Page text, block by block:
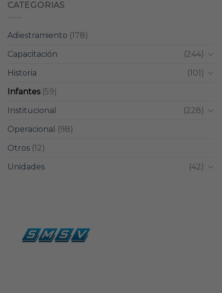
CATEGORIAS
Adiestramiento (178)
Capacitación
(244)
Historia
(101)
Infantes(59)
Institucional
(228)
Operacional
(98)
Otros (12)
Unidades
(42)